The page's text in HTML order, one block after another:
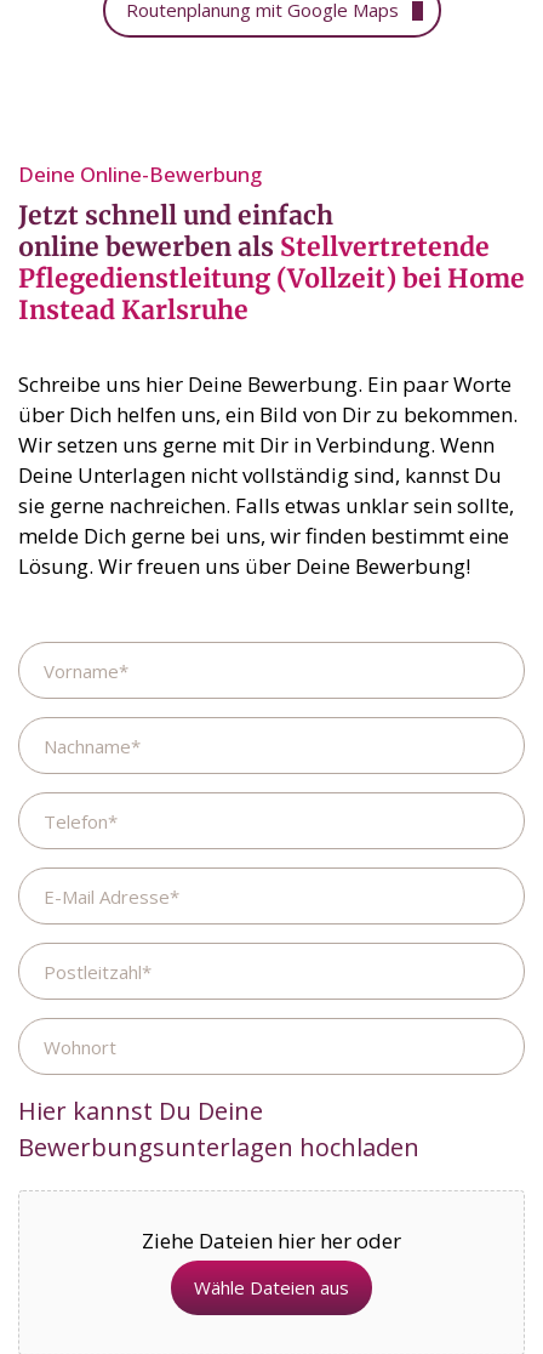
Routenplanung mit Google Maps
Deine Online-Bewerbung⁣
Jetzt schnell und einfach
online bewerben als Stellvertretende
Pflegedienstleitung (Vollzeit) bei Home
Instead Karlsruhe
Schreibe uns hier Deine Bewerbung. Ein paar Worte
über Dich helfen uns, ein Bild von Dir zu bekommen.
Wir setzen uns gerne mit Dir in Verbindung. Wenn
Deine Unterlagen nicht vollständig sind, kannst Du
sie gerne nachreichen. Falls etwas unklar sein sollte,
melde Dich gerne bei uns, wir finden bestimmt eine
Lösung. Wir freuen uns über Deine Bewerbung!
Name
Nachname
Telefon
E-
Mail
Adresse
Postleitzahl
Wohnort
Hier kannst Du Deine
Bewerbungsunterlagen hochladen
Ziehe Dateien hier her oder
Wähle Dateien aus